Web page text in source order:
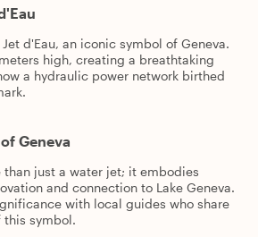
d'Eau, an iconic symbol of Geneva.
high, creating a breathtaking
a hydraulic power network birthed
Geneva
than just a water jet; it embodies
and connection to Lake Geneva.
with local guides who share
symbol.